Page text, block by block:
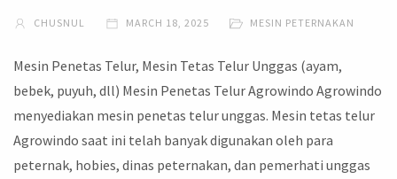
CHUSNUL MARCH 18, 2025 MESIN PETERNAKAN
Mesin Penetas Telur, Mesin Tetas Telur Unggas (ayam,
bebek, puyuh, dll) Mesin Penetas Telur Agrowindo Agrowindo
menyediakan mesin penetas telur unggas. Mesin tetas telur
Agrowindo saat ini telah banyak digunakan oleh para
peternak, hobies, dinas peternakan, dan pemerhati unggas